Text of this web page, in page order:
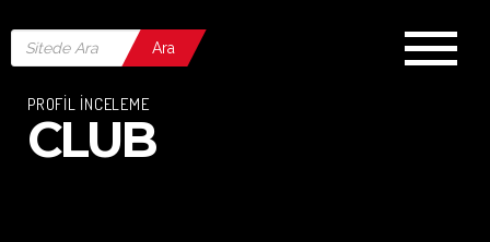
Ara
PROFİL İNCELEME
CLUB